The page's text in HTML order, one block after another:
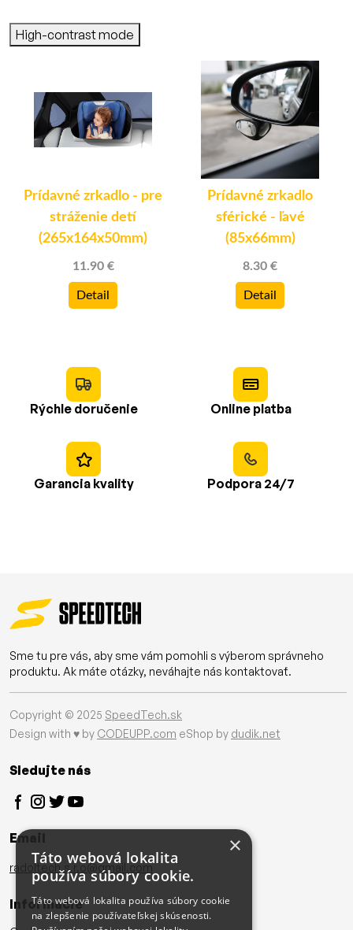
High-contrast mode
Prídavné zrkadlo - pre
stráženie detí
(265x164x50mm)
11.90 €
Detail
Prídavné zrkadlo
sférické - ľavé
(85x66mm)
8.30 €
Detail
Rýchle doručenie Online platba
Garancia kvality Podpora 24/7
Sme tu pre vás, aby sme vám pomohli s výberom správneho
produktu. Ak máte otázky, neváhajte nás kontaktovať.
Copyright © 2025 SpeedTech.sk
Design with ♥ by CODEUPP.com eShop by dudik.net
Sledujte nás
Email
radoltech.s.r.o@gmail.com
Informácie
×
Táto webová lokalita
používa súbory cookie.
Táto webová lokalita používa súbory cookie
na zlepšenie používateľskej skúsenosti.